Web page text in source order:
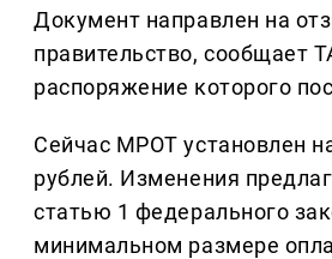
Документ направлен на
правительство, сообщает
распоряжение которого
Сейчас МРОТ установлен
рублей. Изменения
статью 1 федерального
минимальном размере